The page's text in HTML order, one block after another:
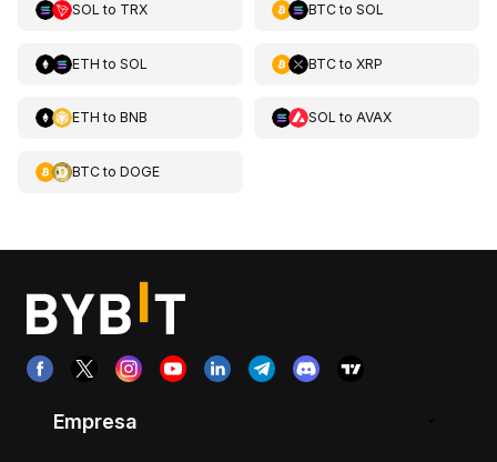
SOL to TRX BTCto SOL
ETH to SOL BTCto XRP
ETH to BNB SOL to AVAX
BTCto DOGE
Empresa